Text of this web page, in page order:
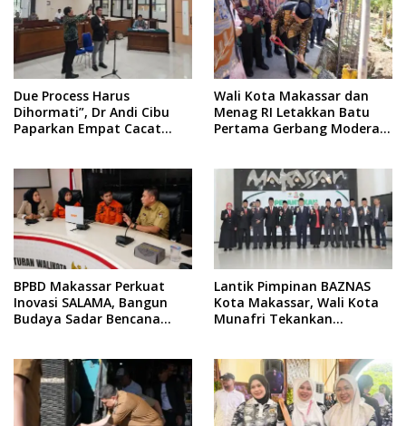
Due Process Harus
Dihormati”, Dr Andi Cibu
Paparkan Empat Cacat
Wali Kota Makassar dan
Menag RI Letakkan Batu
Pertama Gerbang Moderasi
BPBD Makassar Perkuat
Inovasi SALAMA, Bangun
Budaya Sadar Bencana
Lantik Pimpinan BAZNAS
Kota Makassar, Wali Kota
Munafri Tekankan
Data